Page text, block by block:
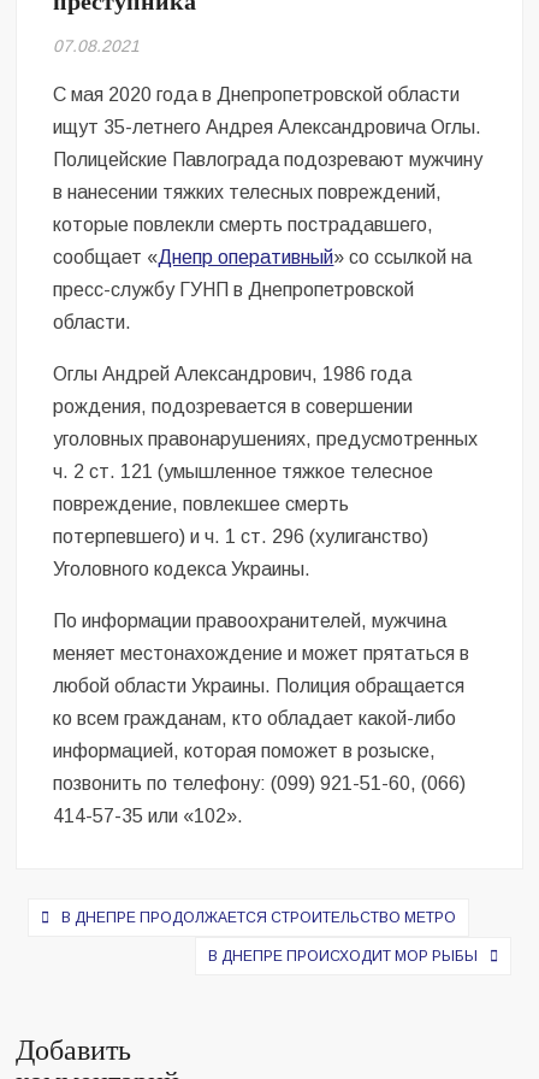
Безугла закликає валити Сирського
сучасну моду
Командувач ВМС Неїжпапа закликав не дестабілізувати ситуацію
навколо керівництва армії
07.08.2021
C мая 2020 года в Днепропетровской области
ищут 35-летнего Андрея Александровича Оглы.
Полицейские Павлограда подозревают мужчину
в нанесении тяжких телесных повреждений,
которые повлекли смерть пострадавшего,
сообщает «Днепр оперативный» со ссылкой на
пресс-службу ГУНП в Днепропетровской
области.
Оглы Андрей Александрович, 1986 года
рождения, подозревается в совершении
уголовных правонарушениях, предусмотренных
ч. 2 ст. 121 (умышленное тяжкое телесное
повреждение, повлекшее смерть
потерпевшего) и ч. 1 ст. 296 (хулиганство)
Уголовного кодекса Украины.
По информации правоохранителей, мужчина
меняет местонахождение и может прятаться в
любой области Украины. Полиция обращается
ко всем гражданам, кто обладает какой-либо
информацией, которая поможет в розыске,
позвонить по телефону: (099) 921-51-60, (066)
414-57-35 или «102».
Навигация
В ДНЕПРЕ ПРОДОЛЖАЕТСЯ СТРОИТЕЛЬСТВО МЕТРО
В ДНЕПРЕ ПРОИСХОДИТ МОР РЫБЫ
Добавить